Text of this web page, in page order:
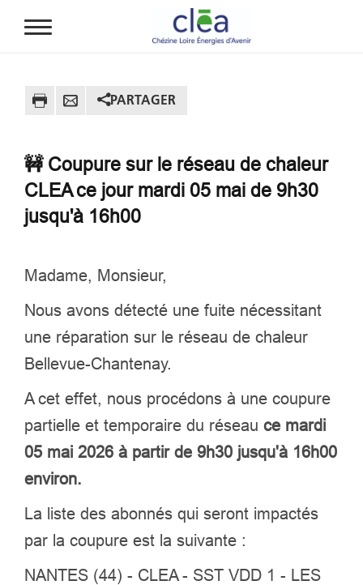
PARTAGER
🚧 Coupure sur le réseau de chaleur
CLEA ce jour mardi 05 mai de 9h30
jusqu'à 16h00
Madame, Monsieur,
Nous avons détecté une fuite nécessitant
une réparation sur le réseau de chaleur
Bellevue-Chantenay.
A cet effet, nous procédons à une coupure
partielle et temporaire du réseau ce mardi
05 mai 2026 à partir de 9h30 jusqu'à 16h00
environ.
La liste des abonnés qui seront impactés
par la coupure est la suivante :
NANTES (44) - CLEA - SST VDD 1 - LES